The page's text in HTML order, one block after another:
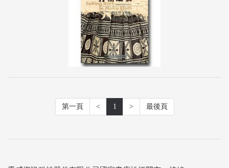
第一頁 < 1 > 最後頁